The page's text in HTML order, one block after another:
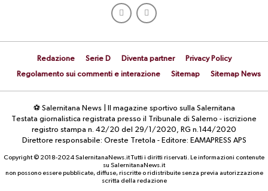
Redazione Serie D Diventa partner
Privacy Policy
Regolamento sui commenti e interazione
Sitemap Sitemap News
⚽ Salernitana News | Il magazine sportivo sulla Salernitana
Testata giornalistica registrata presso il Tribunale di Salerno - iscrizione
registro stampa n. 42/20 del 29/1/2020, RG n.144/2020
Direttore responsabile: Oreste Tretola - Editore: EAMAPRESS APS
Copyright © 2018-2024 SalernitanaNews.it Tutti i diritti riservati. Le informazioni contenute
su SalernitanaNews.it
non possono essere pubblicate, diffuse, riscritte o ridistribuite senza previa autorizzazione
scritta della redazione